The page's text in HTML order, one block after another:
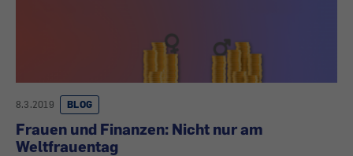
8.3.2019 BLOG
Frauen und Finanzen: Nicht nur am
Weltfrauentag